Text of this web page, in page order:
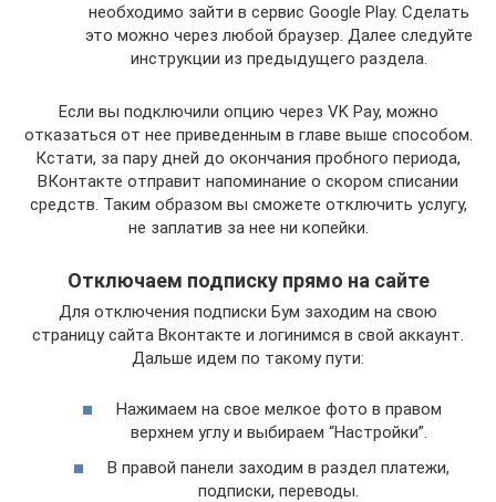
необходимо зайти в сервис Google Play. Сделать
это можно через любой браузер. Далее следуйте
инструкции из предыдущего раздела.
Если вы подключили опцию через VK Pay, можно
отказаться от нее приведенным в главе выше способом.
Кстати, за пару дней до окончания пробного периода,
ВКонтакте отправит напоминание о скором списании
средств. Таким образом вы сможете отключить услугу,
не заплатив за нее ни копейки.
Отключаем подписку прямо на сайте
Для отключения подписки Бум заходим на свою
страницу сайта Вконтакте и логинимся в свой аккаунт.
Дальше идем по такому пути:
Нажимаем на свое мелкое фото в правом
верхнем углу и выбираем “Настройки”.
В правой панели заходим в раздел платежи,
подписки, переводы.